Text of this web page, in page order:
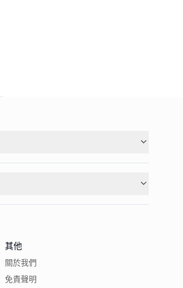
其他
關於我們
免責聲明